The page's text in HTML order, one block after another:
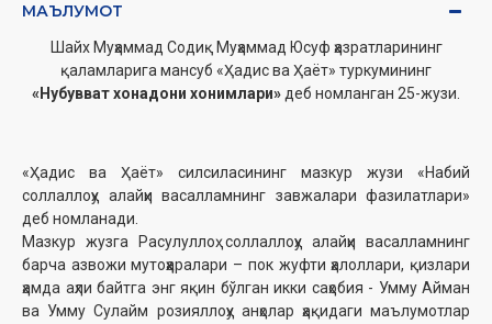
МАЪЛУМОТ
Шайх Муҳаммад Содиқ Муҳаммад Юсуф ҳазратларининг
қаламларига мансуб «Ҳадис ва Ҳаёт» туркумининг
«Нубувват хонадони хонимлари»деб номланган 25-жузи.
«Ҳадис ва Ҳаёт» силсиласининг мазкур жузи «Набий
соллаллоҳу алайҳи васалламнинг завжалари фазилатлари»
деб номланади.
Мазкур жузга Расулуллоҳ соллаллоҳу алайҳи васалламнинг
барча азвожи мутоҳҳаралари – пок жуфти ҳалоллари, қизлари
ҳамда аҳли байтга энг яқин бўлган икки саҳобия - Умму Айман
ва Умму Сулайм розияллоҳу анҳолар ҳақидаги маълумотлар